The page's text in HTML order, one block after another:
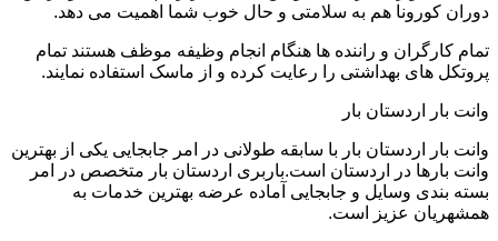
دوران کورونا هم به سلامتی و حال خوب شما اهمیت می دهد.
تمام کارگران و راننده ها هنگام انجام وظیفه موظف هستند تمام
پروتکل های بهداشتی را رعایت کرده و از ماسک استفاده نمایند.
وانت بار اردستان بار
وانت بار اردستان بار با سابقه طولانی در امر جابجایی یکی از بهترین
وانت بارها در اردستان است.باربری اردستان بار متخصص در امر
بسته بندی وسایل و جابجایی آماده عرضه بهترین خدمات به
همشهریان عزیز است.